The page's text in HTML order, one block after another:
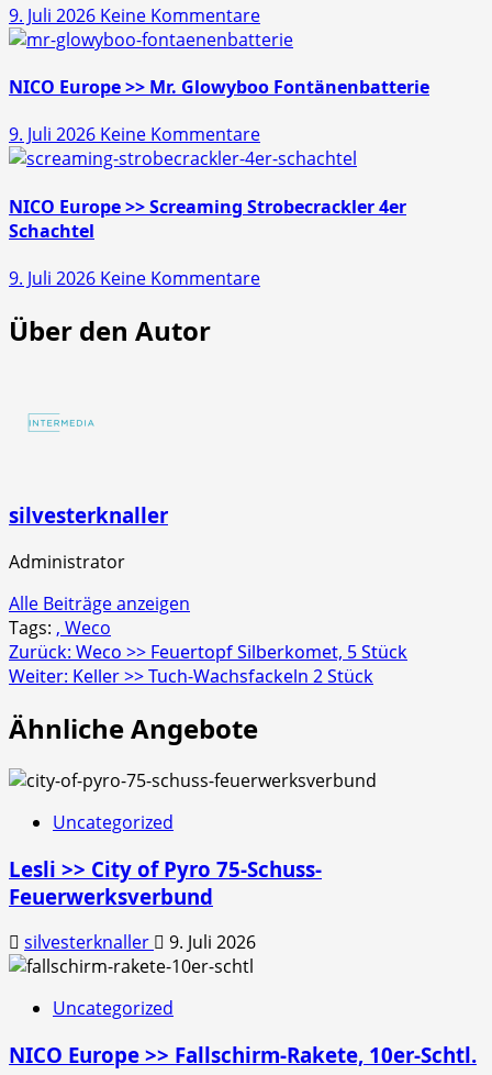
45s
9. Juli 2026 Keine Kommentarezu
NICO
>>
10er
Schachtel
NICO Europe >> Mr. Glowyboo Fontänenbatterie
9. Juli 2026 Keine Kommentarezu
NICO
>>
Fontänenbatterie
NICO Europe >> Screaming Strobecrackler 4er
Schachtel
9. Juli 2026 Keine Kommentarezu
Über den Autor
silvesterknaller
Administrator
Alle Beiträge anzeigen
Tags: , Weco
Beitragsnavigation
Zurück: Weco >> Feuertopf Silberkomet, 5 Stück
Weiter: Keller >> Tuch-Wachsfackeln 2 Stück
Ähnliche Angebote
Uncategorized
Lesli >> City of Pyro 75-Schuss-
Feuerwerksverbund
silvesterknaller 9. Juli 2026
Uncategorized
NICO Europe >> Fallschirm-Rakete, 10er-Schtl.